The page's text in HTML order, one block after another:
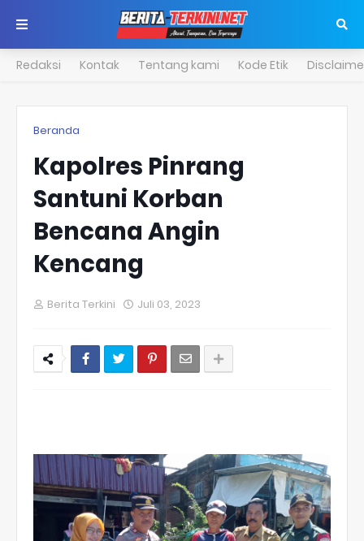
Redaksi Kontak Tentang kami Kode Etik
Beranda
Kapolres Pinrang
Santuni Korban
Bencana Angin
Kencang
Berita Terkini Juli 03, 2023